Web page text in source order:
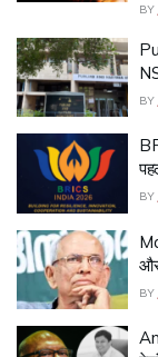
BY
BY
BY
BY